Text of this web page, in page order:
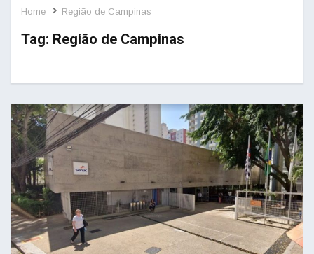
Home Região de Campinas
Tag: Região de Campinas